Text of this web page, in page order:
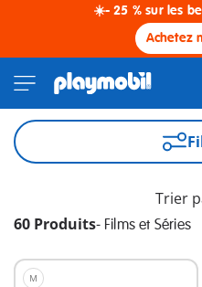
☀️- 25 % sur les
Achetez
60 Produits- Films et Séries
Trier
M